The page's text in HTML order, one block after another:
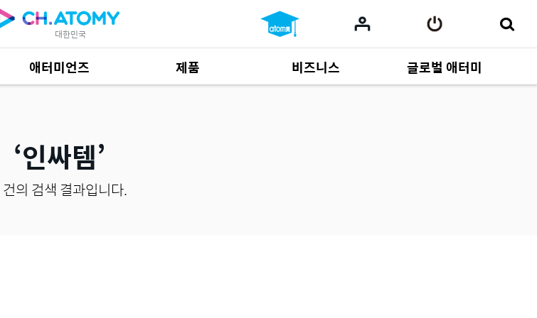
대한민국
애터미언즈 제품
제품 자료685
비즈니스
사업 자료165
글로벌 애터미
인싸템
건의 검색 결과입니다.